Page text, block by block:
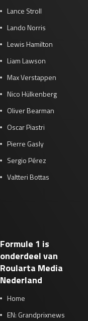
Lance Stroll
Lando Norris
Lewis Hamilton
Liam Lawson
Max Verstappen
Nico Hülkenberg
Oliver Bearman
Oscar Piastri
Pierre Gasly
Sergio Pérez
Valtteri Bottas
Formule 1 is
onderdeel van
Roularta Media
Nederland
Home
EN: Grandprixnews